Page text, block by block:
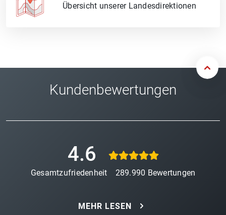
Übersicht unserer Landesdirektionen
Kundenbewertungen
4.6
Gesamtzufriedenheit 289.990 Bewertungen
MEHR LESEN